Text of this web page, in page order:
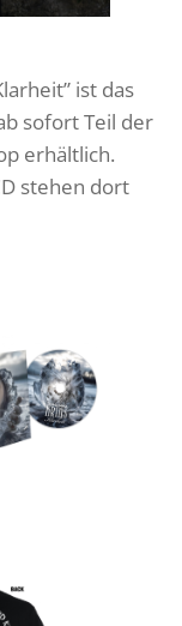
ist das
sofort Teil der
erhältlich.
stehen dort